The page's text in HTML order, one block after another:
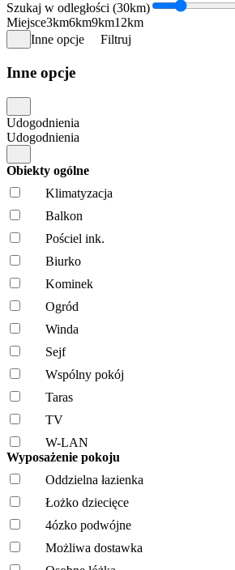
Szukaj w odległości (30km)
Miejsce3km6km9km12km
Inne opcje
Filtruj
Inne opcje
Udogodnienia
Udogodnienia
Obiekty ogólne
Klimatyzacja
Balkon
Pościel ink.
Biurko
Kominek
Ogród
Winda
Sejf
Wspólny pokój
Taras
TV
W-LAN
Wyposażenie pokoju
Oddzielna łazienka
Łożko dziecięce
4ózko podwójne
Możliwa dostawka